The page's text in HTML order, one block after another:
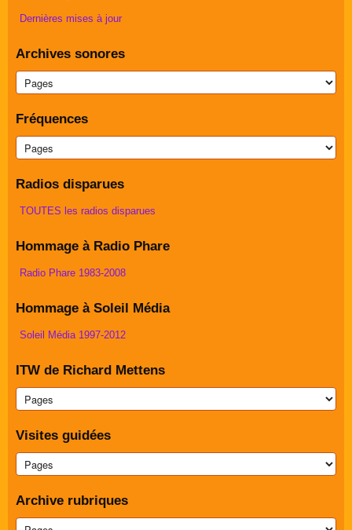
Dernières mises à jour
Archives sonores
Fréquences
Radios disparues
TOUTES les radios disparues
Hommage à Radio Phare
Radio Phare 1983-2008
Hommage à Soleil Média
Soleil Média 1997-2012
ITW de Richard Mettens
Visites guidées
Archive rubriques